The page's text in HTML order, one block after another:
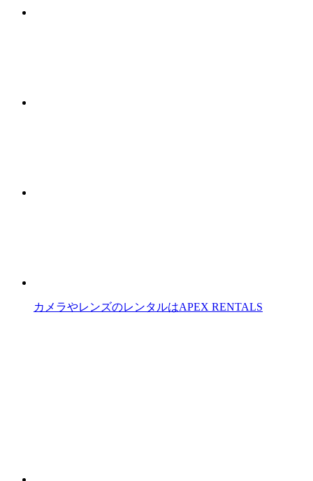
カメラやレンズのレンタルはAPEX RENTALS